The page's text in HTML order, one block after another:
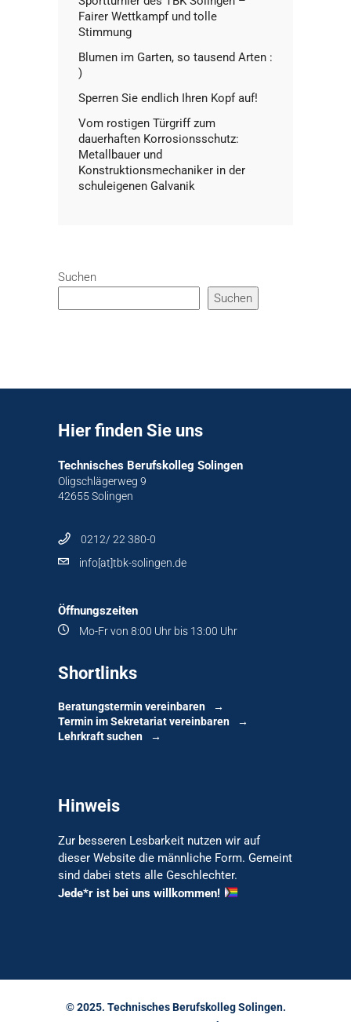
Fairer Wettkampf und tolle
Stimmung
Blumen im Garten, so tausend Arten :
)
Sperren Sie endlich Ihren Kopf auf!
Vom rostigen Türgriff zum
dauerhaften Korrosionsschutz:
Metallbauer und
Konstruktionsmechaniker in der
schuleigenen Galvanik
Suchen
Suchen
Hier finden Sie uns
Technisches Berufskolleg Solingen
Oligschlägerweg 9
42655 Solingen
0212/ 22 380-0
info[at]tbk-solingen.de
Öffnungszeiten
Mo-Fr von 8:00 Uhr bis 13:00 Uhr
Shortlinks
Beratungstermin vereinbaren
Termin im Sekretariat vereinbaren
Lehrkraft suchen
Hinweis
Zur besseren Lesbarkeit nutzen wir auf
dieser Website die männliche Form. Gemeint
sind dabei stets alle Geschlechter.
Jede*r ist bei uns willkommen!
© 2025. Technisches Berufskolleg Solingen.